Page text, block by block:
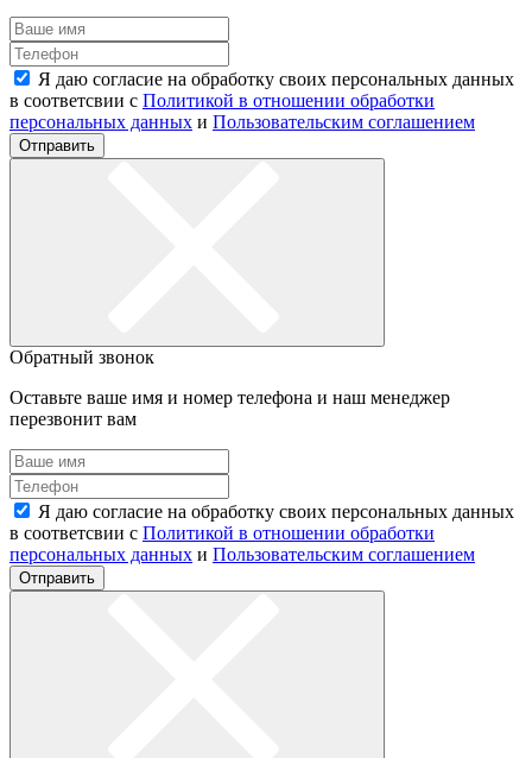
Я даю согласие на обработку своих персональных данных
в соответсвии с Политикой в отношении обработки
персональных данных и Пользовательским соглашением
Отправить
Обратный звонок
Оставьте ваше имя и номер телефона и наш менеджер
перезвонит вам
Я даю согласие на обработку своих персональных данных
в соответсвии с Политикой в отношении обработки
персональных данных и Пользовательским соглашением
Отправить